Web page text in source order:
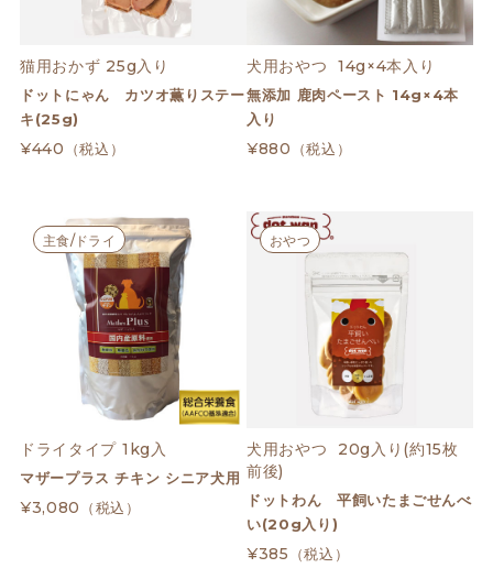
猫用おかず 25g入り
ドットにゃん カツオ薫りステー
キ(25g)
¥440 （税込）
犬用おやつ  14g×4本入り
無添加 鹿肉ペースト 14g×4本
入り
¥880 （税込）
主食/ドライ
ドライタイプ 1kg入
マザープラス チキン シニア犬用
¥3,080 （税込）
おやつ
犬用おやつ  20g入り(約15枚
前後)
ドットわん 平飼いたまごせんべ
い(20g入り)
¥385 （税込）